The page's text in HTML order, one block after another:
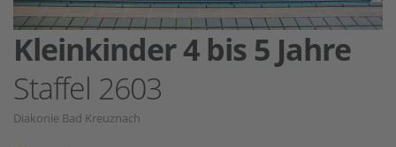
Kleinkinder 4 bis 5 Jahre
Staffel 2603
Diakonie Bad Kreuznach